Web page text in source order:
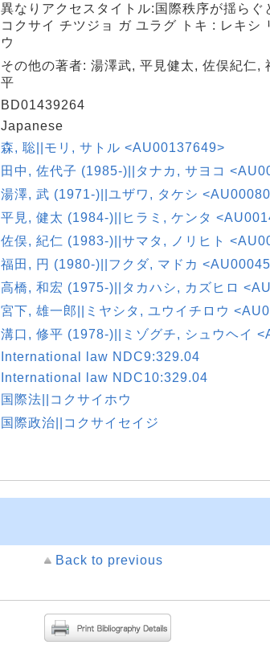
異なりアクセスタイトル:国際秩序が揺ら
コクサイ チツジョ ガ ユラグ トキ : レキシ
ウ
その他の著者: 湯澤武, 平見健太, 佐俣紀仁,
平
BD01439264
Japanese
森, 聡||モリ, サトル <AU00137649>
田中, 佐代子 (1985-)||タナカ, サヨコ
湯澤, 武 (1971-)||ユザワ, タケシ
平見, 健太 (1984-)||ヒラミ, ケンタ
佐俣, 紀仁 (1983-)||サマタ, ノリヒト
福田, 円 (1980-)||フクダ, マドカ
高橋, 和宏 (1975-)||タカハシ, カズヒロ
宮下, 雄一郎||ミヤシタ, ユウイチロウ
溝口, 修平 (1978-)||ミゾグチ, シュウヘイ
International law NDC9:329.04
International law NDC10:329.04
国際法||コクサイホウ
国際政治||コクサイセイジ
Back to previous